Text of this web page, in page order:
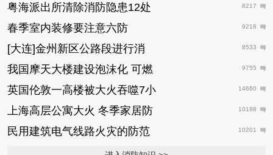
粤海派出所清除消防隐患12处 8217
春季室内装修要注意六防 9218
[大连]金州新区公路段进行消 8533
我国摩天大楼建设泡沫化 可燃 9755
英国伦敦一高楼被大火吞噬7小 14660
上海高层公寓大火 冬季家居防 10188
民用建筑电气线路火灾的防范 10201